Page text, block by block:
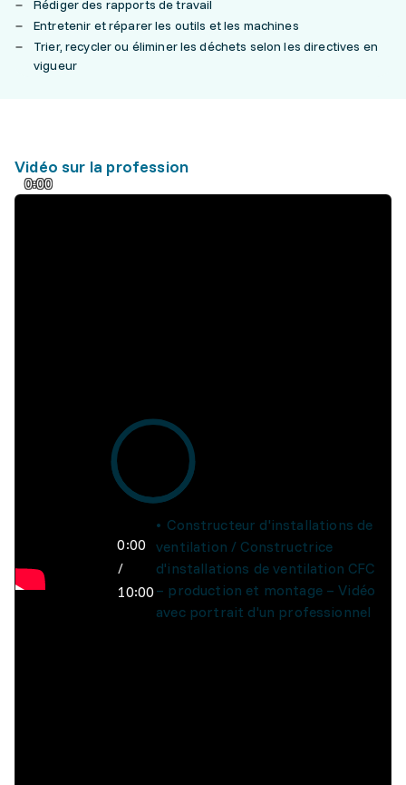
Rédiger des rapports de travail
Entretenir et réparer les outils et les machines
Trier, recycler ou éliminer les déchets selon les directives en
vigueur
Vidéo sur la profession
0:00
0:00
/
10:00
Constructeur d'installations de
ventilation / Constructrice
d'installations de ventilation CFC
– production et montage – Vidéo
avec portrait d'un professionnel